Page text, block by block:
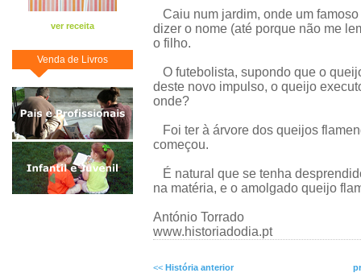
ver receita
Venda de Livros
Caiu num jardim, onde um
dizer o nome (até porque não me
o filho.
O futebolista, supondo que o
deste novo impulso, o queijo
onde?
Foi ter à árvore dos queijos
começou.
É natural que se tenha
na matéria, e o amolgado queijo
António Torrado
www.historiadodia.pt
<< História anterior